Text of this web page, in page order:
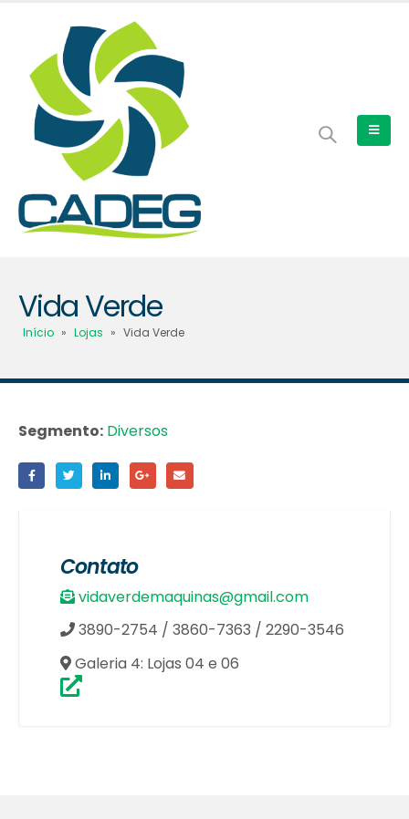
Vida Verde
Início » Lojas » Vida Verde
Segmento: Diversos
Contato
vidaverdemaquinas@gmail.com
3890-2754 / 3860-7363 / 2290-3546
Galeria 4: Lojas 04 e 06